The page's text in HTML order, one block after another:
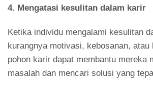
4. Mengatasi kesulitan dalam karir
Ketika individu mengalami kesulitan
kurangnya motivasi, kebosanan, atau
pohon karir dapat membantu mereka
masalah dan mencari solusi yang